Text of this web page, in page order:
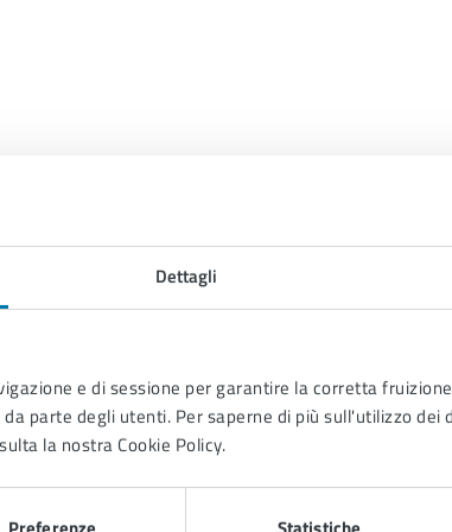
Dettagli
e di sessione per garantire la corretta
parte degli utenti. Per saperne di più sull'utilizzo dei
la nostra Cookie Policy.